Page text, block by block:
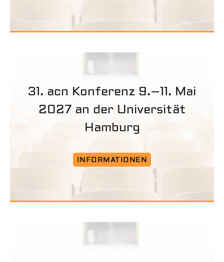
31. acn Konferenz 9.–11. Mai
2027 an der Universität
Hamburg
INFORMATIONEN